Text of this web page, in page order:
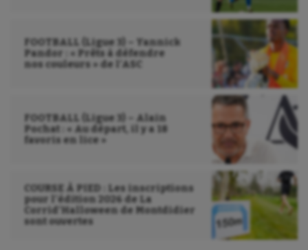
Water-polo
FOOTBALL (Ligue 3) – Yannick
Pandor : « Prêts à défendre
nos couleurs » de l’ASC
FOOTBALL (Ligue 3) – Alain
Pochat : « Au départ, il y a 18
favoris en lice »
COURSE À PIED : Les inscriptions
pour l’édition 2026 de La
Corrid’Halloween de Montdidier
sont ouvertes